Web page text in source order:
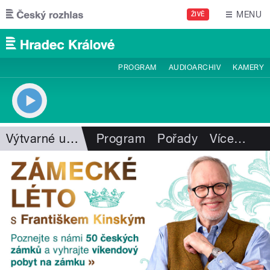
Přejít k hlavnímu obsahu
ŽIVĚ MENU
PROGRAM AUDIOARCHIV KAMERY
Výtvarné umění Program Pořady Více…